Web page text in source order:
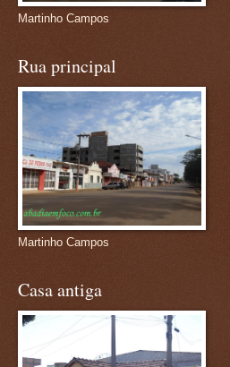
Martinho Campos
Rua principal
Martinho Campos
Casa antiga